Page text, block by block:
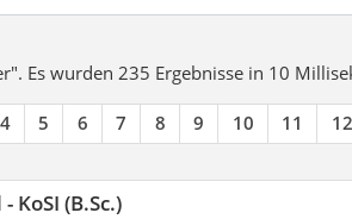
Es wurden 235 Ergebnisse in 10
4 5 6 7 8 9 10 11 12
(B.Sc.)